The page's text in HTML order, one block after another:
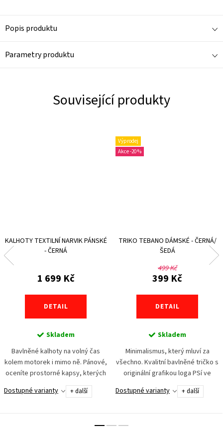
Popis produktu
Parametry produktu
Související produkty
KALHOTY TEXTILNÍ NARVIK PÁNSKÉ
- ČERNÁ
1 699 Kč
DETAIL
Skladem
Bavlněné kalhoty na volný čas
kolem motorek i mimo ně. Pánové,
oceníte prostorné kapsy, kterých
je na kalhotách hned 8! Na
stehnech mají dvojité provedení,
Dostupné varianty + další
Výprodej
-20 %
TRIKO TEBANO DÁMSKÉ - ČERNÁ/
ŠEDÁ
499 Kč
399 Kč
DETAIL
Skladem
Minimalismus, který mluví za
všechno. Kvalitní bavlněné tričko s
originální grafikou loga PSí ve
tvaru trianglu – čisté linie, silný
výraz. Tričko je lehké, hebké a
Dostupné varianty + další